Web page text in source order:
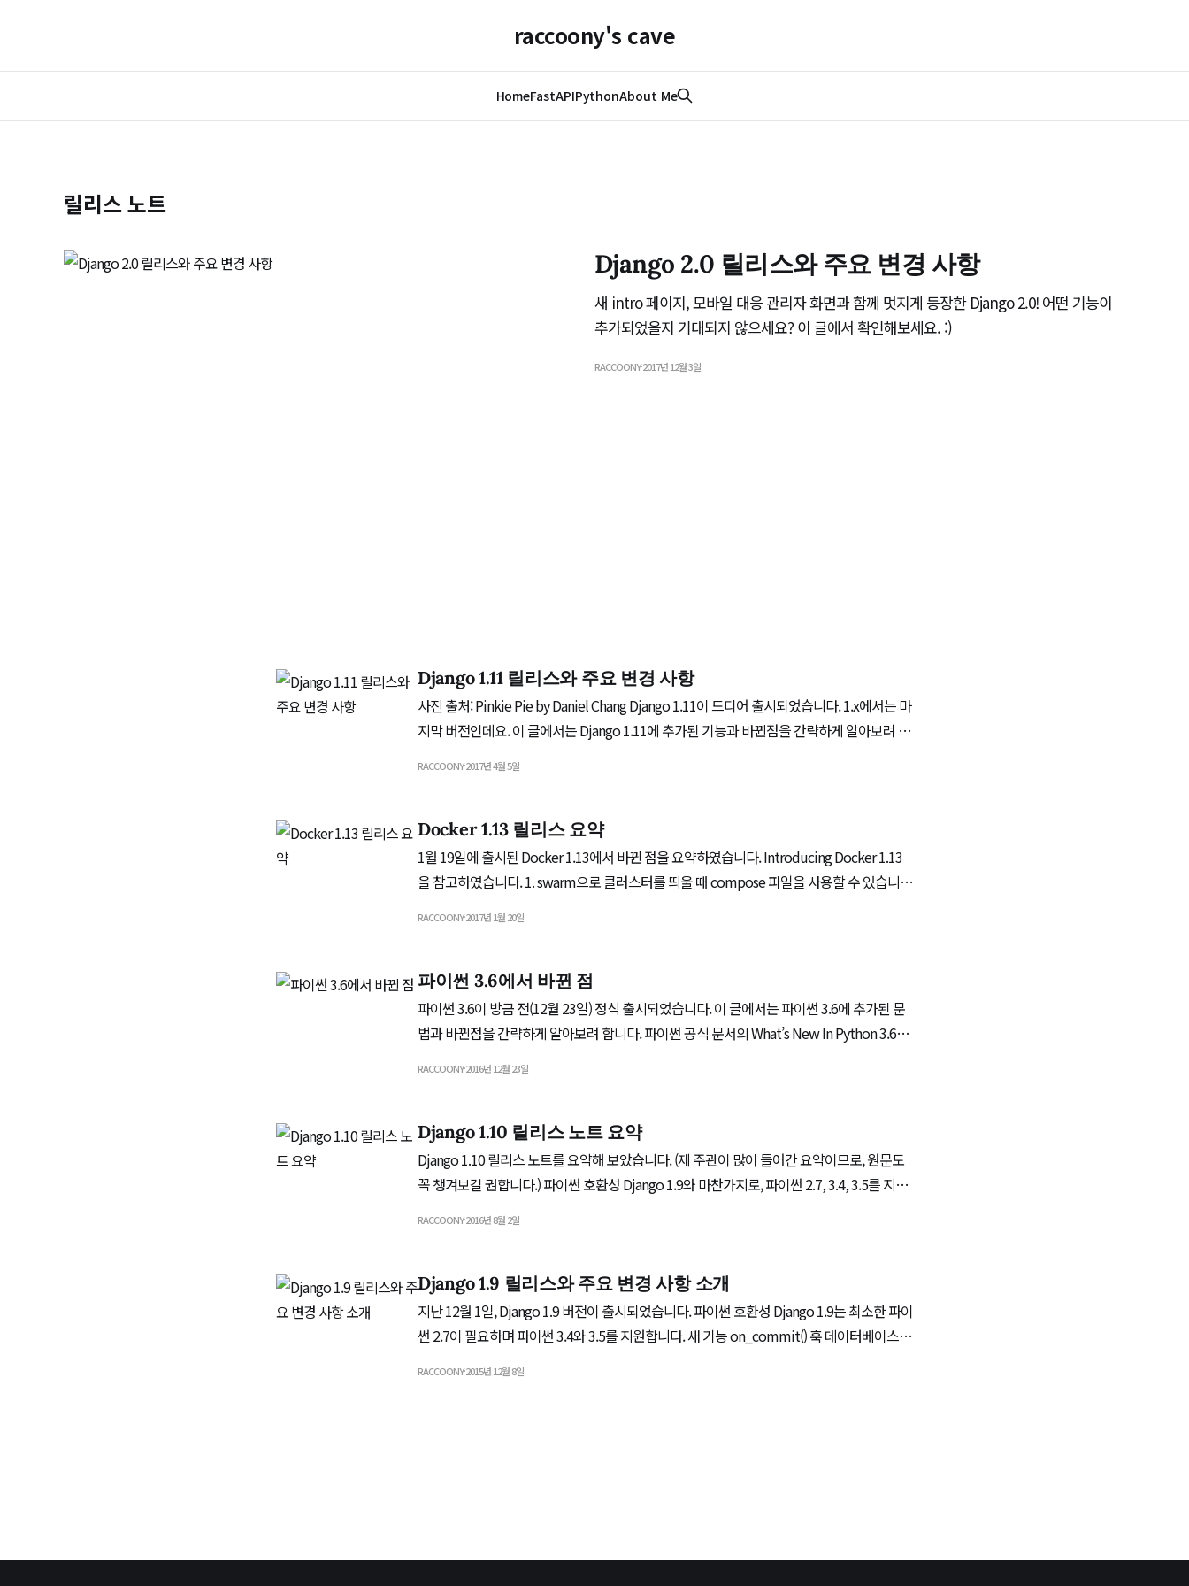
raccoony's cave
HomeFastAPIPythonAbout Me
릴리스 노트
Django 2.0 릴리스와 주요 변경 사항
새 intro 페이지, 모바일 대응 관리자 화면과 함께 멋지게 등장한 Django 2.0! 어떤 기능이
추가되었을지 기대되지 않으세요? 이 글에서 확인해보세요. :)
RACCOONY2017년 12월 3일
Django 1.11 릴리스와 주요 변경 사항
사진 출처: Pinkie Pie by Daniel Chang Django 1.11이 드디어 출시되었습니다. 1.x에서는 마
지막 버전인데요. 이 글에서는 Django 1.11에 추가된 기능과 바뀐점을 간략하게 알아보려 합
RACCOONY2017년 4월 5일
Docker 1.13 릴리스 요약
1월 19일에 출시된 Docker 1.13에서 바뀐 점을 요약하였습니다. Introducing Docker 1.13
을 참고하였습니다. 1. swarm으로 클러스터를 띄울 때 compose 파일을 사용할 수 있습니
RACCOONY2017년 1월 20일
파이썬 3.6에서 바뀐 점
파이썬 3.6이 방금 전(12월 23일) 정식 출시되었습니다. 이 글에서는 파이썬 3.6에 추가된 문
법과 바뀐점을 간략하게 알아보려 합니다. 파이썬 공식 문서의 What’s New In Python 3.6을
RACCOONY2016년 12월 23일
Django 1.10 릴리스 노트 요약
Django 1.10 릴리스 노트를 요약해 보았습니다. (제 주관이 많이 들어간 요약이므로, 원문도
꼭 챙겨보길 권합니다.) 파이썬 호환성 Django 1.9와 마찬가지로, 파이썬 2.7, 3.4, 3.5를 지원
RACCOONY2016년 8월 2일
Django 1.9 릴리스와 주요 변경 사항 소개
지난 12월 1일, Django 1.9 버전이 출시되었습니다. 파이썬 호환성 Django 1.9는 최소한 파이
썬 2.7이 필요하며 파이썬 3.4와 3.5를 지원합니다. 새 기능 on_commit() 훅 데이터베이스
RACCOONY2015년 12월 8일